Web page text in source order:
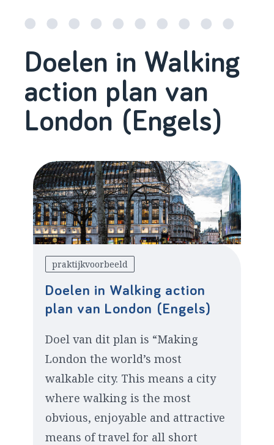
Doelen in Walking
action plan van
London (Engels)
praktijkvoorbeeld
Doelen in Walking action
plan van London (Engels)
Doel van dit plan is “Making
London the world’s most
walkable city. This means a city
where walking is the most
obvious, enjoyable and attractive
means of travel for all short